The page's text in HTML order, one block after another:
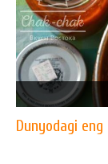
Dunyodagi